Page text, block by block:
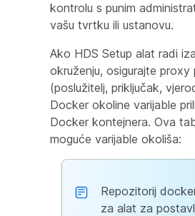
kontrolu s punim
vašu tvrtku ili ustanovu.
Ako HDS Setup alat radi
okruženju, osigurajte proxy
(poslužitelj, priključak,
Docker okoline varijable
Docker kontejnera. Ova
moguće varijable okoliša:
Repozitorij
za alat za